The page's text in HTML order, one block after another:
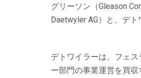
グリーソン（Gleason
Daetwyler AG）と、デ
デトワイラーは、フェ
ー部門の事業運営を買